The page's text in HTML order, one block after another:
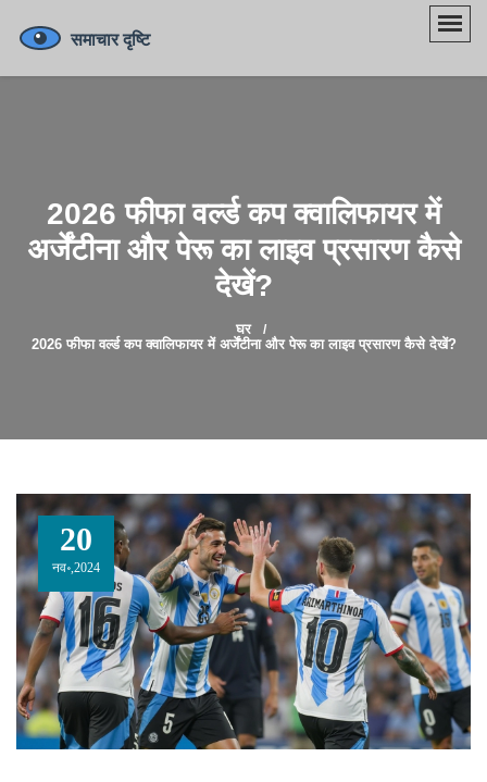
2026 फीफा वर्ल्ड कप क्वालिफायर में
अर्जेंटीना और पेरू का लाइव प्रसारण कैसे
देखें?
घर
2026 फीफा वर्ल्ड कप क्वालिफायर में अर्जेंटीना और पेरू का लाइव प्रसारण कैसे देखें?
20
नव॰,2024